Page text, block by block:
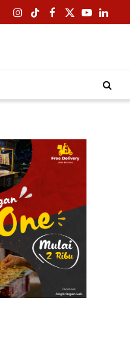
Instagram
TikTokFacebook
X
YouTube